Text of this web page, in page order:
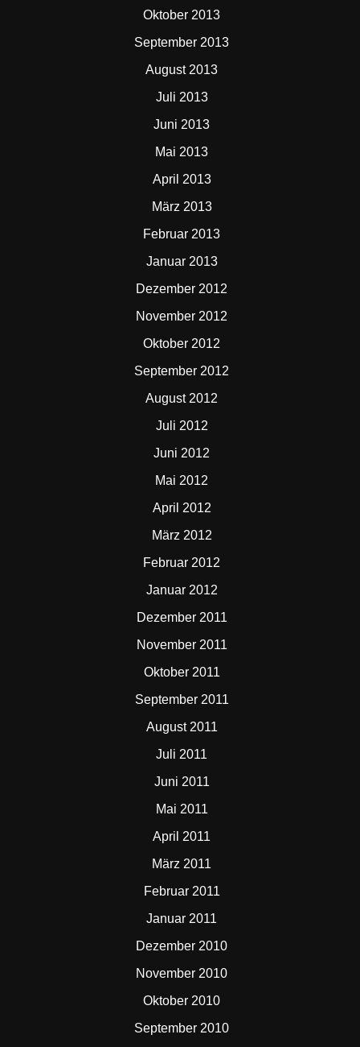
Oktober 2013
September 2013
August 2013
Juli 2013
Juni 2013
Mai 2013
April 2013
März 2013
Februar 2013
Januar 2013
Dezember 2012
November 2012
Oktober 2012
September 2012
August 2012
Juli 2012
Juni 2012
Mai 2012
April 2012
März 2012
Februar 2012
Januar 2012
Dezember 2011
November 2011
Oktober 2011
September 2011
August 2011
Juli 2011
Juni 2011
Mai 2011
April 2011
März 2011
Februar 2011
Januar 2011
Dezember 2010
November 2010
Oktober 2010
September 2010